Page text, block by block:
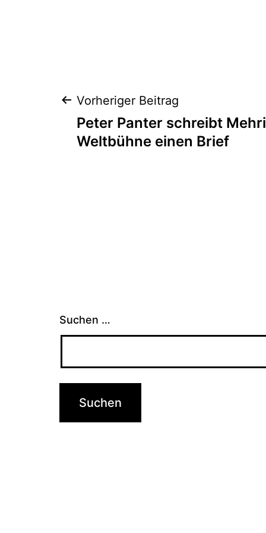
Vorheriger Beitrag
Peter Panter schreibt
Weltbühne einen Brief
Suchen …